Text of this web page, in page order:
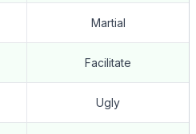
Martial
Facilitate
Ugly